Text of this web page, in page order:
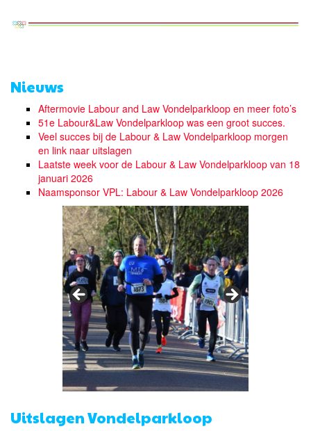
Nieuws
Aftermovie Labour and Law Vondelparkloop en meer foto’s
51e Labour&Law Vondelparkloop was een groot succes.
Veel succes bij de Labour & Law Vondelparkloop morgen
en link naar uitslagen
Laatste week voor de Labour & Law Vondelparkloop van 18
januari 2026
Naamsponsor VPL: Labour & Law Vondelparkloop 2026
Uitslagen Vondelparkloop